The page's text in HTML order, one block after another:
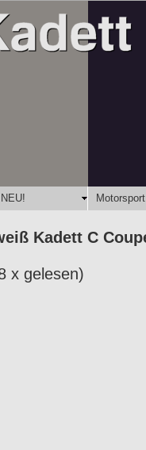
NEU! Motorsport
Kadett C
x gelesen)